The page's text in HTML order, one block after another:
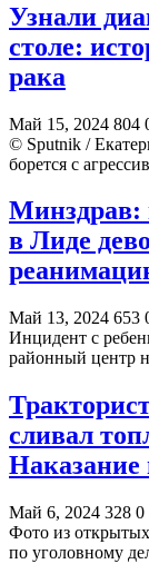
Узнали
столе:
рака
Май 15, 2024 804
© Sputnik /
борется с
Минздрав:
в Лиде
Май 13, 2024 653
Инцидент с
районный центр
сливал
Май 6, 2024 328 0
Фото из
по уголовному